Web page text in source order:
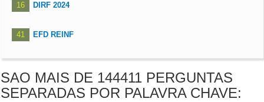
16 DIRF 2024
41 EFD REINF
SAO MAIS DE 144411 PERGUNTAS
SEPARADAS POR PALAVRA CHAVE: